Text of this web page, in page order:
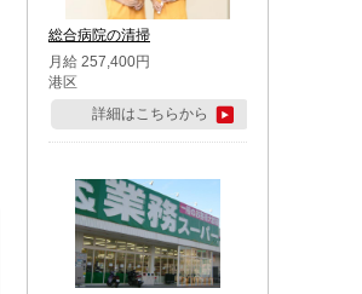
総合病院の清掃
月給 257,400円
港区
詳細はこちらから